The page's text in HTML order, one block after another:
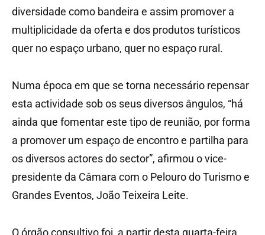
diversidade como bandeira e assim promover a
multiplicidade da oferta e dos produtos turísticos
quer no espaço urbano, quer no espaço rural.
Numa época em que se torna necessário repensar
esta actividade sob os seus diversos ângulos, “há
ainda que fomentar este tipo de reunião, por forma
a promover um espaço de encontro e partilha para
os diversos actores do sector”, afirmou o vice-
presidente da Câmara com o Pelouro do Turismo e
Grandes Eventos, João Teixeira Leite.
O órgão consultivo foi, a partir desta quarta-feira,